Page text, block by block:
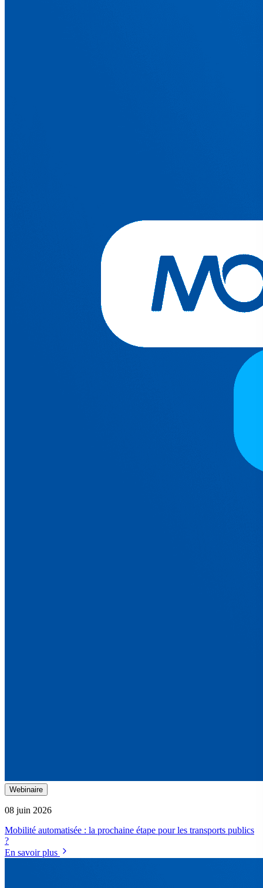
Webinaire
08 juin 2026
Mobilité automatisée : la prochaine étape pour les transports publics
?
En savoir plus